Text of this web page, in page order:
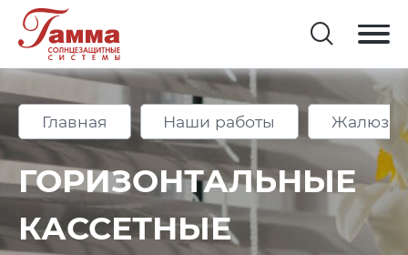
Главная Наши работы Жалюзи
ГОРИЗОНТАЛЬНЫЕ
КАССЕТНЫЕ